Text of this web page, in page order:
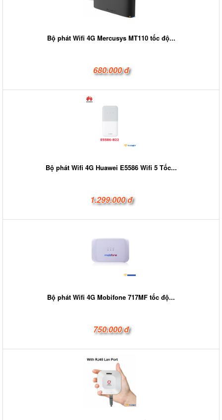
Bộ phát Wifi 4G Mercusys MT110 tốc độ...
680.000 đ
Bộ phát Wifi 4G Huawei E5586 Wifi 5 Tốc...
1.299.000 đ
Bộ phát Wifi 4G Mobifone 717MF tốc độ...
750.000 đ